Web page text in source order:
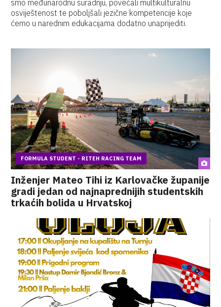
smo međunarodnu suradnju, povećali multikulturalnu
osviještenost te poboljšali jezične kompetencije koje
ćemo u narednim edukacijama dodatno unaprijediti.
FORMULA STUDENT - RITEH RACING TEAM
Inženjer Mateo Tihi iz Karlovačke županije
gradi jedan od najnaprednijih studentskih
trkaćih bolida u Hrvatskoj